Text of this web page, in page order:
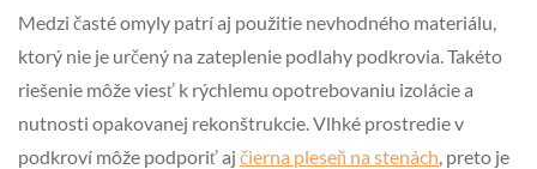
Medzi časté omyly patrí aj použitie nevhodného materiálu,
ktorý nie je určený na zateplenie podlahy podkrovia. Takéto
riešenie môže viesť k rýchlemu opotrebovaniu izolácie a
nutnosti opakovanej rekonštrukcie. Vlhké prostredie v
podkroví môže podporiť aj čierna pleseň na stenách, preto je